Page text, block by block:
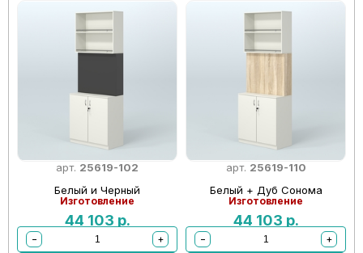
арт. 25619-102
Белый и Черный
Изготовление
44 103 р.
− +
арт. 25619-110
Белый + Дуб Сонома
Изготовление
44 103 р.
− +